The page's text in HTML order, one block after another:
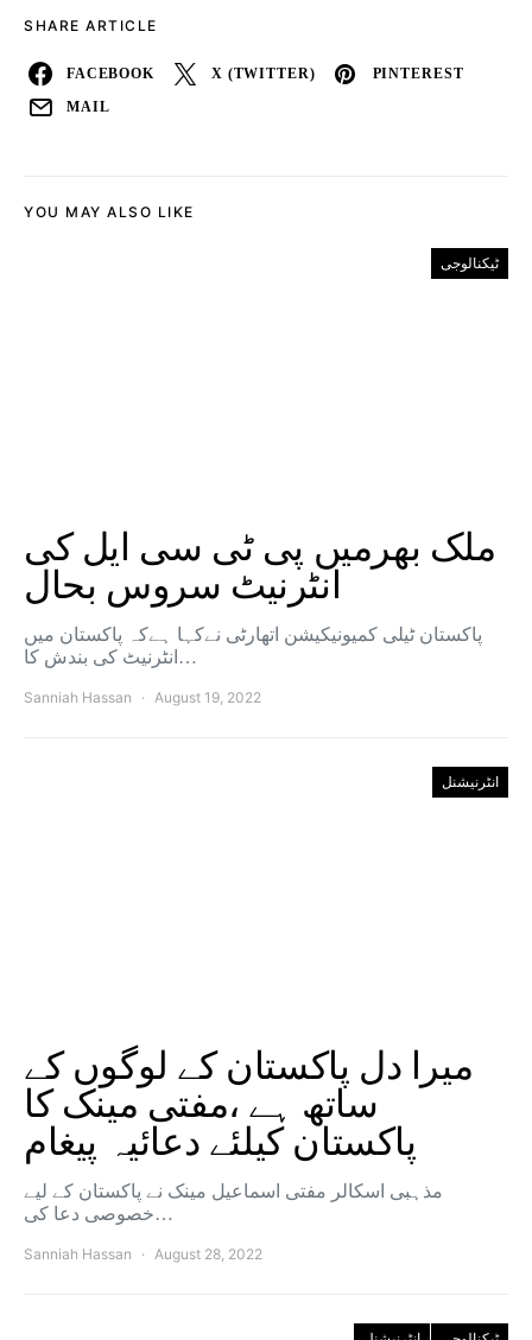
SHARE ARTICLE
FACEBOOK X (TWITTER) PINTEREST
MAIL
YOU MAY ALSO LIKE
ٹیکنالوجی
ملک بھرمیں پی ٹی سی ایل کی
انٹرنیٹ سروس بحال
پاکستان ٹیلی کمیونیکیشن اتھارٹی نےکہا ہےکہ پاکستان میں
انٹرنیٹ کی بندش کا…
Sanniah Hassan August 19, 2022
انٹرنیشنل
میرا دل پاکستان کے لوگوں کے
ساتھ ہے ،مفتی مینک کا
پاکستان کیلئے دعائیہ پیغام
مذہبی اسکالر مفتی اسماعیل مینک نے پاکستان کے لیے
خصوصی دعا کی…
Sanniah Hassan August 28, 2022